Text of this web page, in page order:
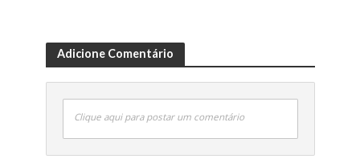
Adicione Comentário
Clique aqui para postar um comentário